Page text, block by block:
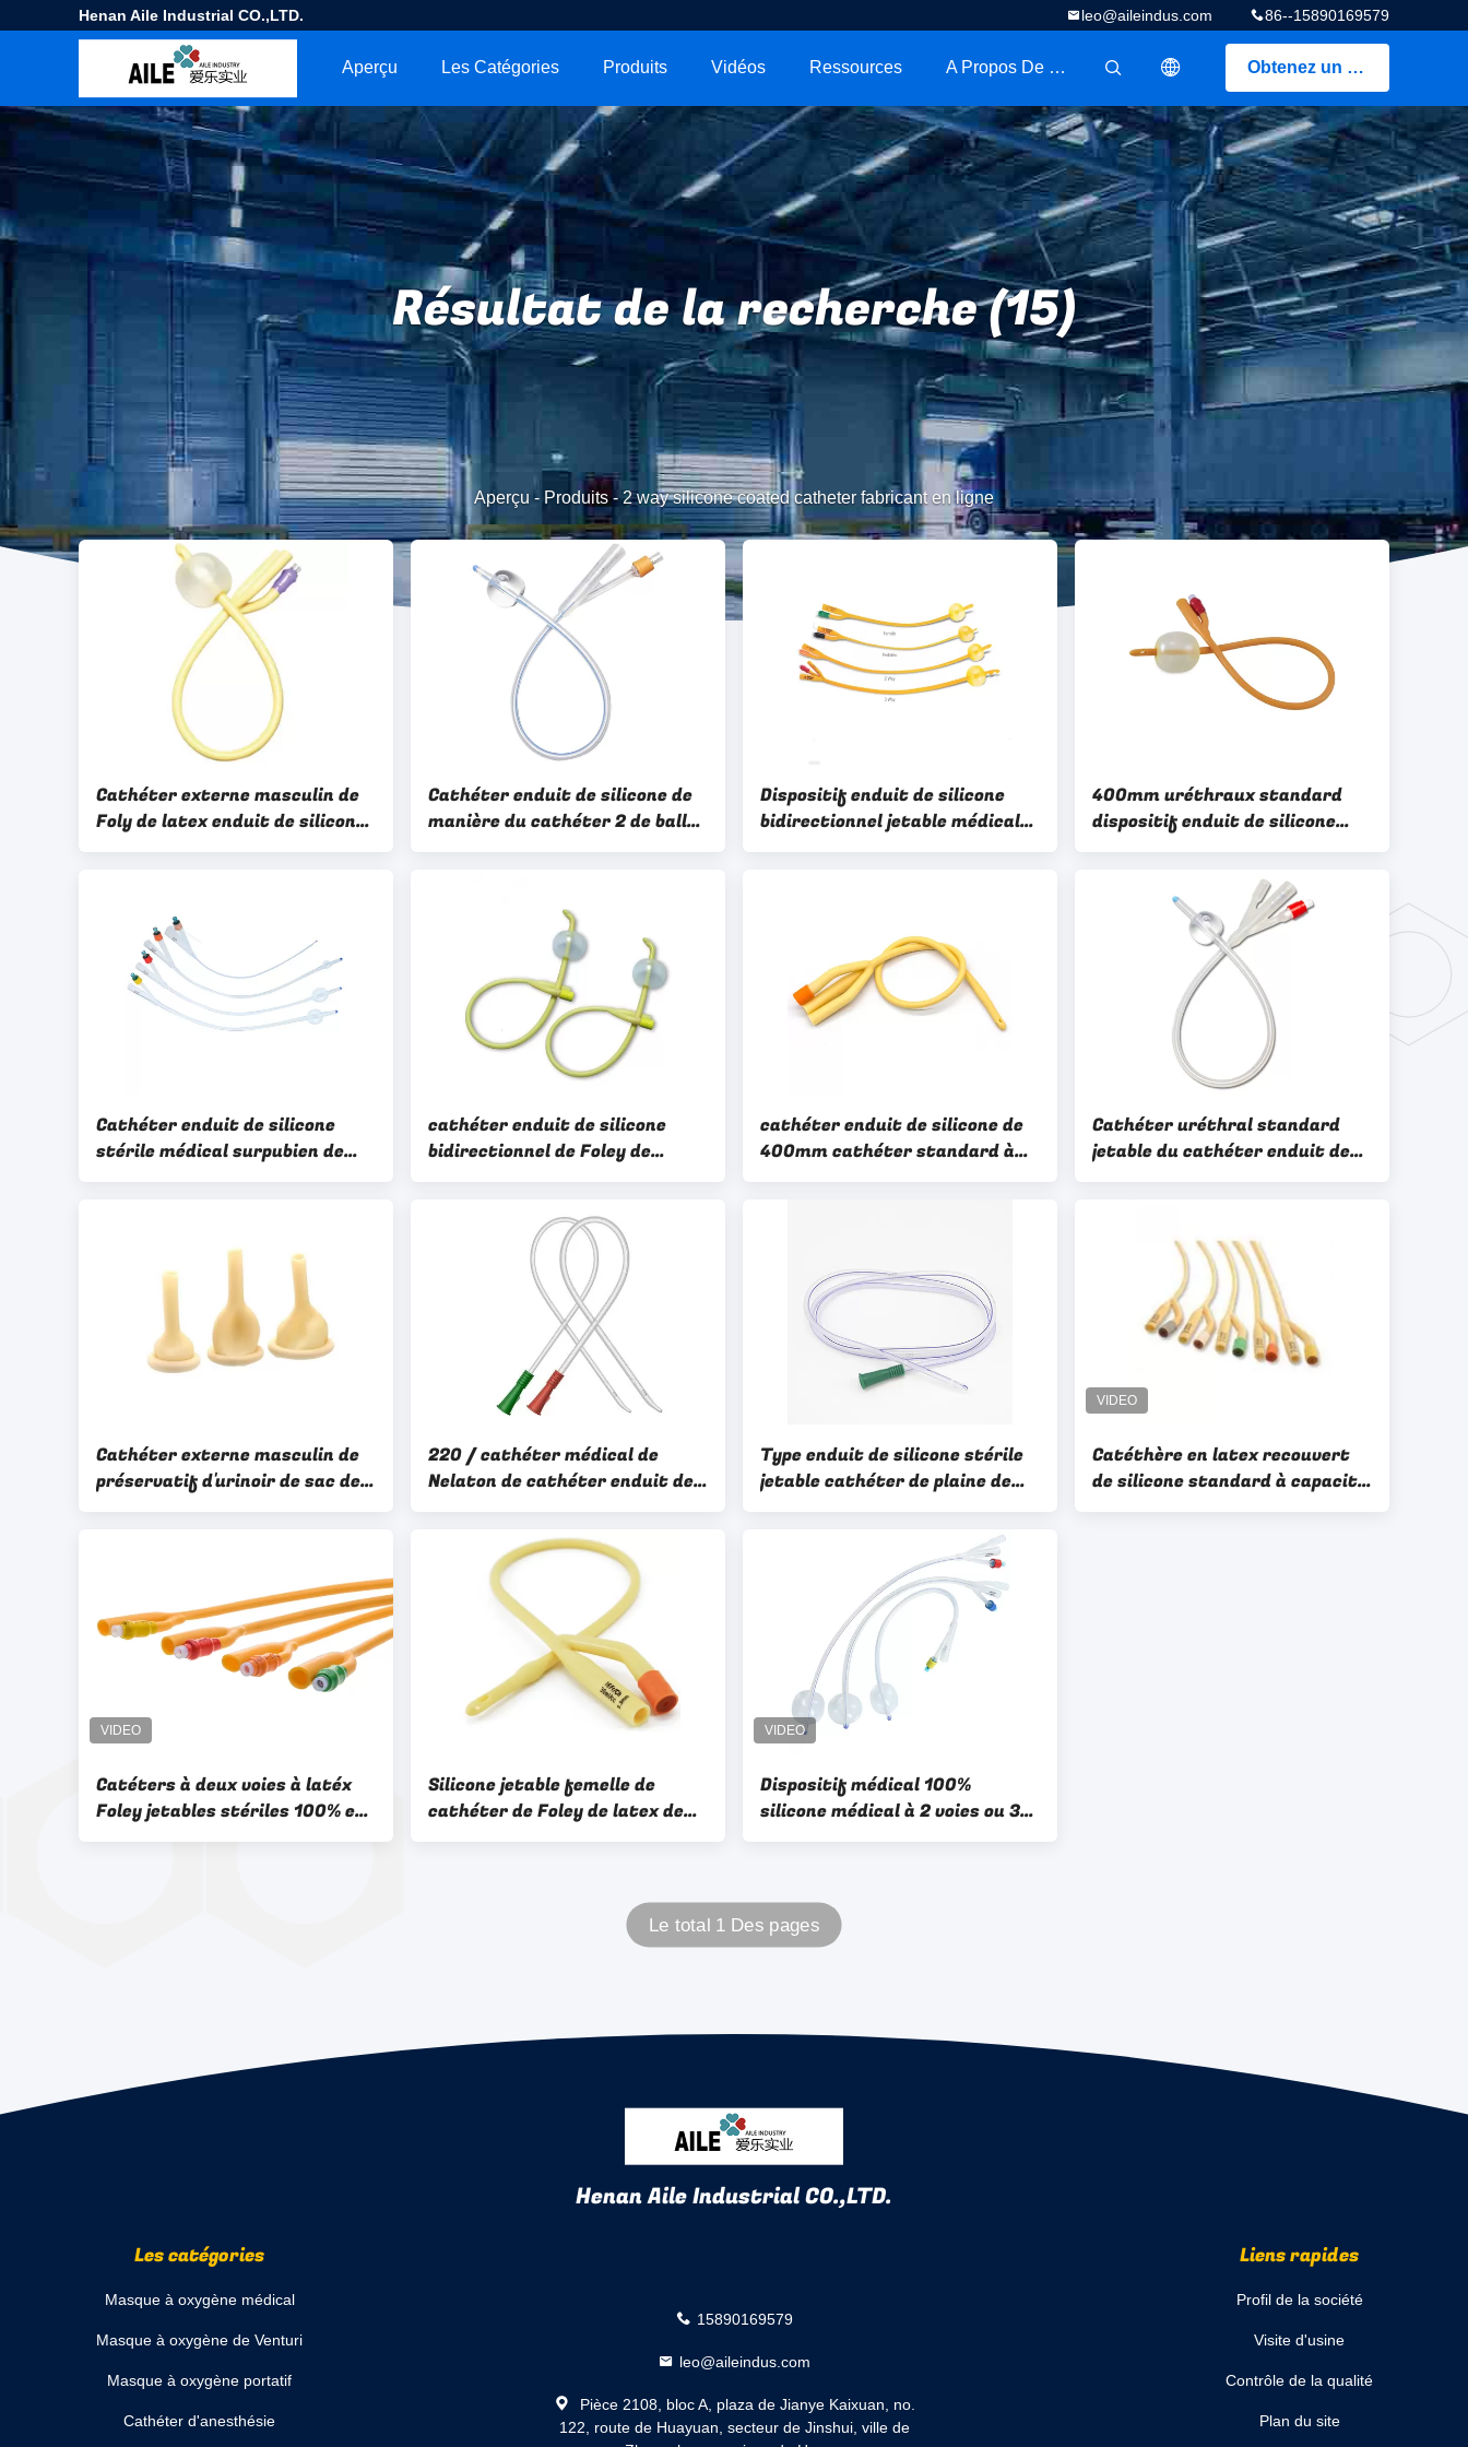
Henan Aile Industrial CO.,LTD. 86--15890169579
leo@aileindus.com
Obtenez un devis
描述
Aperçu Les Catégories Produits Vidéos Ressources A Propos De Nous
Résultat de la recherche (15)
Aperçu - Produits-2 way silicone coated catheter fabricant en ligne
Cathéter externe masculin de
Foly de latex enduit de silicone
de cathéter de 2 manières avec
Cathéter enduit de silicone de
manière du cathéter 2 de ballon
de Foley pour l'hôpital
Dispositif enduit de silicone
bidirectionnel jetable médical
d'urologie du cathéter 6FR
400mm uréthraux standard
dispositif enduit de silicone
d'urologie de cathéter de 2
Cathéter enduit de silicone
stérile médical surpubien de
ballon de Foley de cathéter de 2
cathéter enduit de silicone
bidirectionnel de Foley de
silicone de cathéter de ballon
cathéter enduit de silicone de
400mm cathéter standard à
trois voies urinaire de Foley de
Cathéter uréthral standard
jetable du cathéter enduit de
silicone médical 2/3-Way Foley
Cathéter externe masculin de
préservatif d'urinoir de sac de
latex enduit de silicone moyen
220 / cathéter médical de
Nelaton de cathéter enduit de
silicone de 400mm avec les
yeux normaux
Type enduit de silicone stérile
jetable cathéter de plaine de
cathéter de PVC d'aspiration de
Catéthère en latex recouvert
de silicone standard à capacité
de ballon 30-50cc
Catéters à deux voies à latéx
Foley jetables stériles 100% en
silicone revêtus de latex Foley
Silicone jetable femelle de
cathéter de Foley de latex de
manière du silicone 2 de
Dispositif médical 100%
silicone médical à 2 voies ou 3
voies Tubes urinaires Catéter
Le total 1 Des pages
Henan Aile Industrial CO.,LTD.
Les catégories
Masque à oxygène médical
Masque à oxygène de Venturi
Masque à oxygène portatif
Cathéter d'anesthésie
15890169579
leo@aileindus.com
Pièce 2108, bloc A, plaza de Jianye Kaixuan, no.
122, route de Huayuan, secteur de Jinshui, ville de
Liens rapides
Profil de la société
Visite d'usine
Contrôle de la qualité
Plan du site